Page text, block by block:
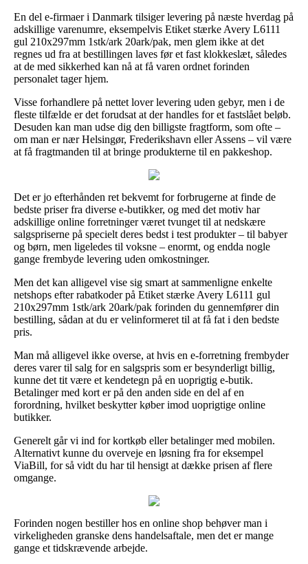
En del e-firmaer i Danmark tilsiger levering på næste hverdag på
adskillige varenumre, eksempelvis Etiket stærke Avery L6111
gul 210x297mm 1stk/ark 20ark/pak, men glem ikke at det
regnes ud fra at bestillingen laves før et fast klokkeslæt, således
at de med sikkerhed kan nå at få varen ordnet forinden
personalet tager hjem.
Visse forhandlere på nettet lover levering uden gebyr, men i de
fleste tilfælde er det forudsat at der handles for et fastslået beløb.
Desuden kan man udse dig den billigste fragtform, som ofte –
om man er nær Helsingør, Frederikshavn eller Assens – vil være
at få fragtmanden til at bringe produkterne til en pakkeshop.
Det er jo efterhånden ret bekvemt for forbrugerne at finde de
bedste priser fra diverse e-butikker, og med det motiv har
adskillige online forretninger været tvunget til at nedskære
salgspriserne på specielt deres bedst i test produkter – til babyer
og børn, men ligeledes til voksne – enormt, og endda nogle
gange frembyde levering uden omkostninger.
Men det kan alligevel vise sig smart at sammenligne enkelte
netshops efter rabatkoder på Etiket stærke Avery L6111 gul
210x297mm 1stk/ark 20ark/pak forinden du gennemfører din
bestilling, sådan at du er velinformeret til at få fat i den bedste
pris.
Man må alligevel ikke overse, at hvis en e-forretning frembyder
deres varer til salg for en salgspris som er besynderligt billig,
kunne det tit være et kendetegn på en uoprigtig e-butik.
Betalinger med kort er på den anden side en del af en
forordning, hvilket beskytter køber imod uoprigtige online
butikker.
Generelt går vi ind for kortkøb eller betalinger med mobilen.
Alternativt kunne du overveje en løsning fra for eksempel
ViaBill, for så vidt du har til hensigt at dække prisen af flere
omgange.
Forinden nogen bestiller hos en online shop behøver man i
virkeligheden granske dens handelsaftale, men det er mange
gange et tidskrævende arbejde.